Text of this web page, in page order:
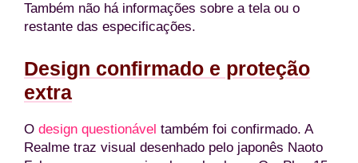
Também não há informações sobre a tela ou o
restante das especificações.
Design confirmado e proteção
extra
O design questionável também foi confirmado. A
Realme traz visual desenhado pelo japonês Naoto